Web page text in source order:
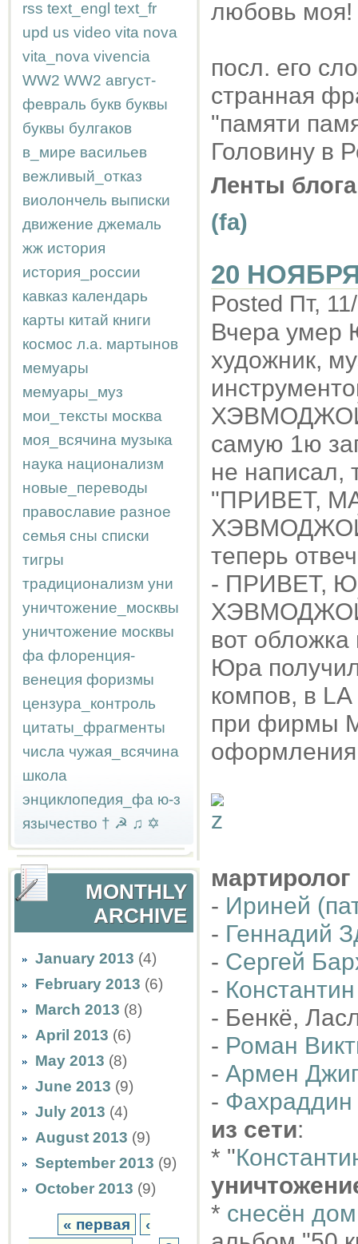
rss text_engl text_fr
upd us video vita nova
vita_nova vivencia
WW2 WW2 август-
февраль букв буквы
буквы булгаков
в_мире васильев
вежливый_отказ
виолончель выписки
движение джемаль
жж история
история_россии
кавказ календарь
карты китай книги
космос л.а. мартынов
мемуары
мемуары_муз
мои_тексты москва
моя_всячина музыка
наука национализм
новые_переводы
православие разное
семья сны списки
тигры
традиционализм уни
уничтожение_москвы
уничтожение москвы
фа флоренция-
венеция форизмы
цензура_контроль
цитаты_фрагменты
числа чужая_всячина
школа
энциклопедия_фа ю-з
язычество † ☭ ♫ ✡
MONTHLY
ARCHIVE
January 2013 (4)
February 2013 (6)
March 2013 (8)
April 2013 (6)
May 2013 (8)
June 2013 (9)
July 2013 (4)
August 2013 (9)
September 2013 (9)
October 2013 (9)
« первая
‹
любовь моя!
посл. его
странная
"памяти
Головину в
Ленты
(fa)
20
Posted Пт,
Вчера умер
художник,
ХЭВМОДЖОЙ.
самую 1ю
не написал,
"ПРИВЕТ,
теперь
- ПРИВЕТ,
вот
Юра
компов, в
при фирмы
мартиролог
- Ириней
- Геннадий
- Сергей
-
- Бенкё,
- Роман
- Армен
- Фахраддин
из сети:
* "
* снесён